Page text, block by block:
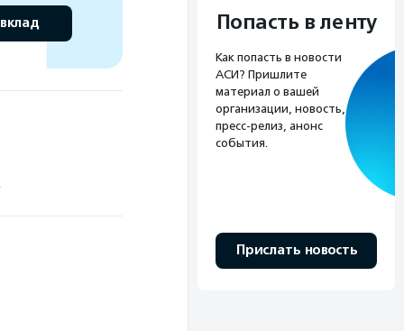
Попасть в ленту
Как попасть в новости
АСИ? Пришлите
материал о вашей
организации, новость,
пресс-релиз, анонс
события.
Прислать новость